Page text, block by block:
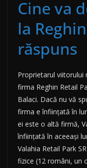
Cine va
la
răspuns
Proprietarul viitorului
firma Reghin Retail
Balaci. Dacă nu vă
firma e înființată în
ei este o altă firmă,
înființată în aceeași
Valahia Retail Park
fizice (12 români, un